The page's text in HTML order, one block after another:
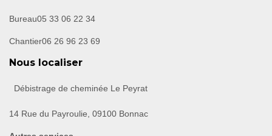
Bureau05 33 06 22 34
Chantier06 26 96 23 69
Nous localiser
Débistrage de cheminée Le Peyrat
14 Rue du Payroulie, 09100 Bonnac